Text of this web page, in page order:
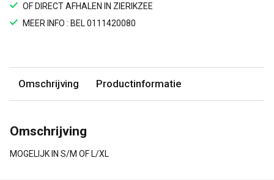
OF DIRECT AFHALEN IN ZIERIKZEE
MEER INFO : BEL 0111420080
Omschrijving Productinformatie
Omschrijving
MOGELIJK IN S/M OF L/XL